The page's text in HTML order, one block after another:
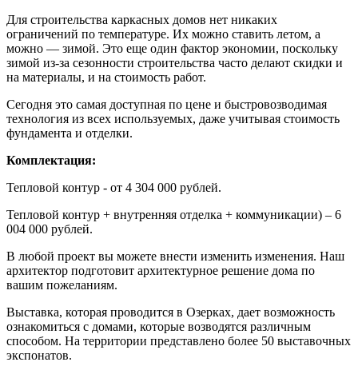
Для строительства каркасных домов нет никаких
ограничений по температуре. Их можно ставить летом, а
можно — зимой. Это еще один фактор экономии, поскольку
зимой из-за сезонности строительства часто делают скидки и
на материалы, и на стоимость работ.
Сегодня это самая доступная по цене и быстровозводимая
технология из всех используемых, даже учитывая стоимость
фундамента и отделки.
Комплектация:
Тепловой контур - от 4 304 000 рублей.
Тепловой контур + внутренняя отделка + коммуникации) – 6
004 000 рублей.
В любой проект вы можете внести изменить изменения. Наш
архитектор подготовит архитектурное решение дома по
вашим пожеланиям.
Выставка, которая проводится в Озерках, дает возможность
ознакомиться с домами, которые возводятся различным
способом. На территории представлено более 50 выставочных
экспонатов.